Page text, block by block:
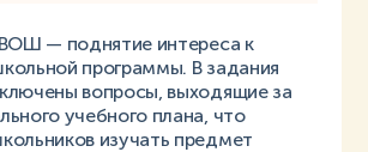
— поднятие интереса к
программы. В задания
вопросы, выходящие за
учебного плана, что
изучать предмет